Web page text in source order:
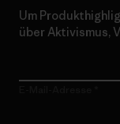
Um
über Aktivismus,